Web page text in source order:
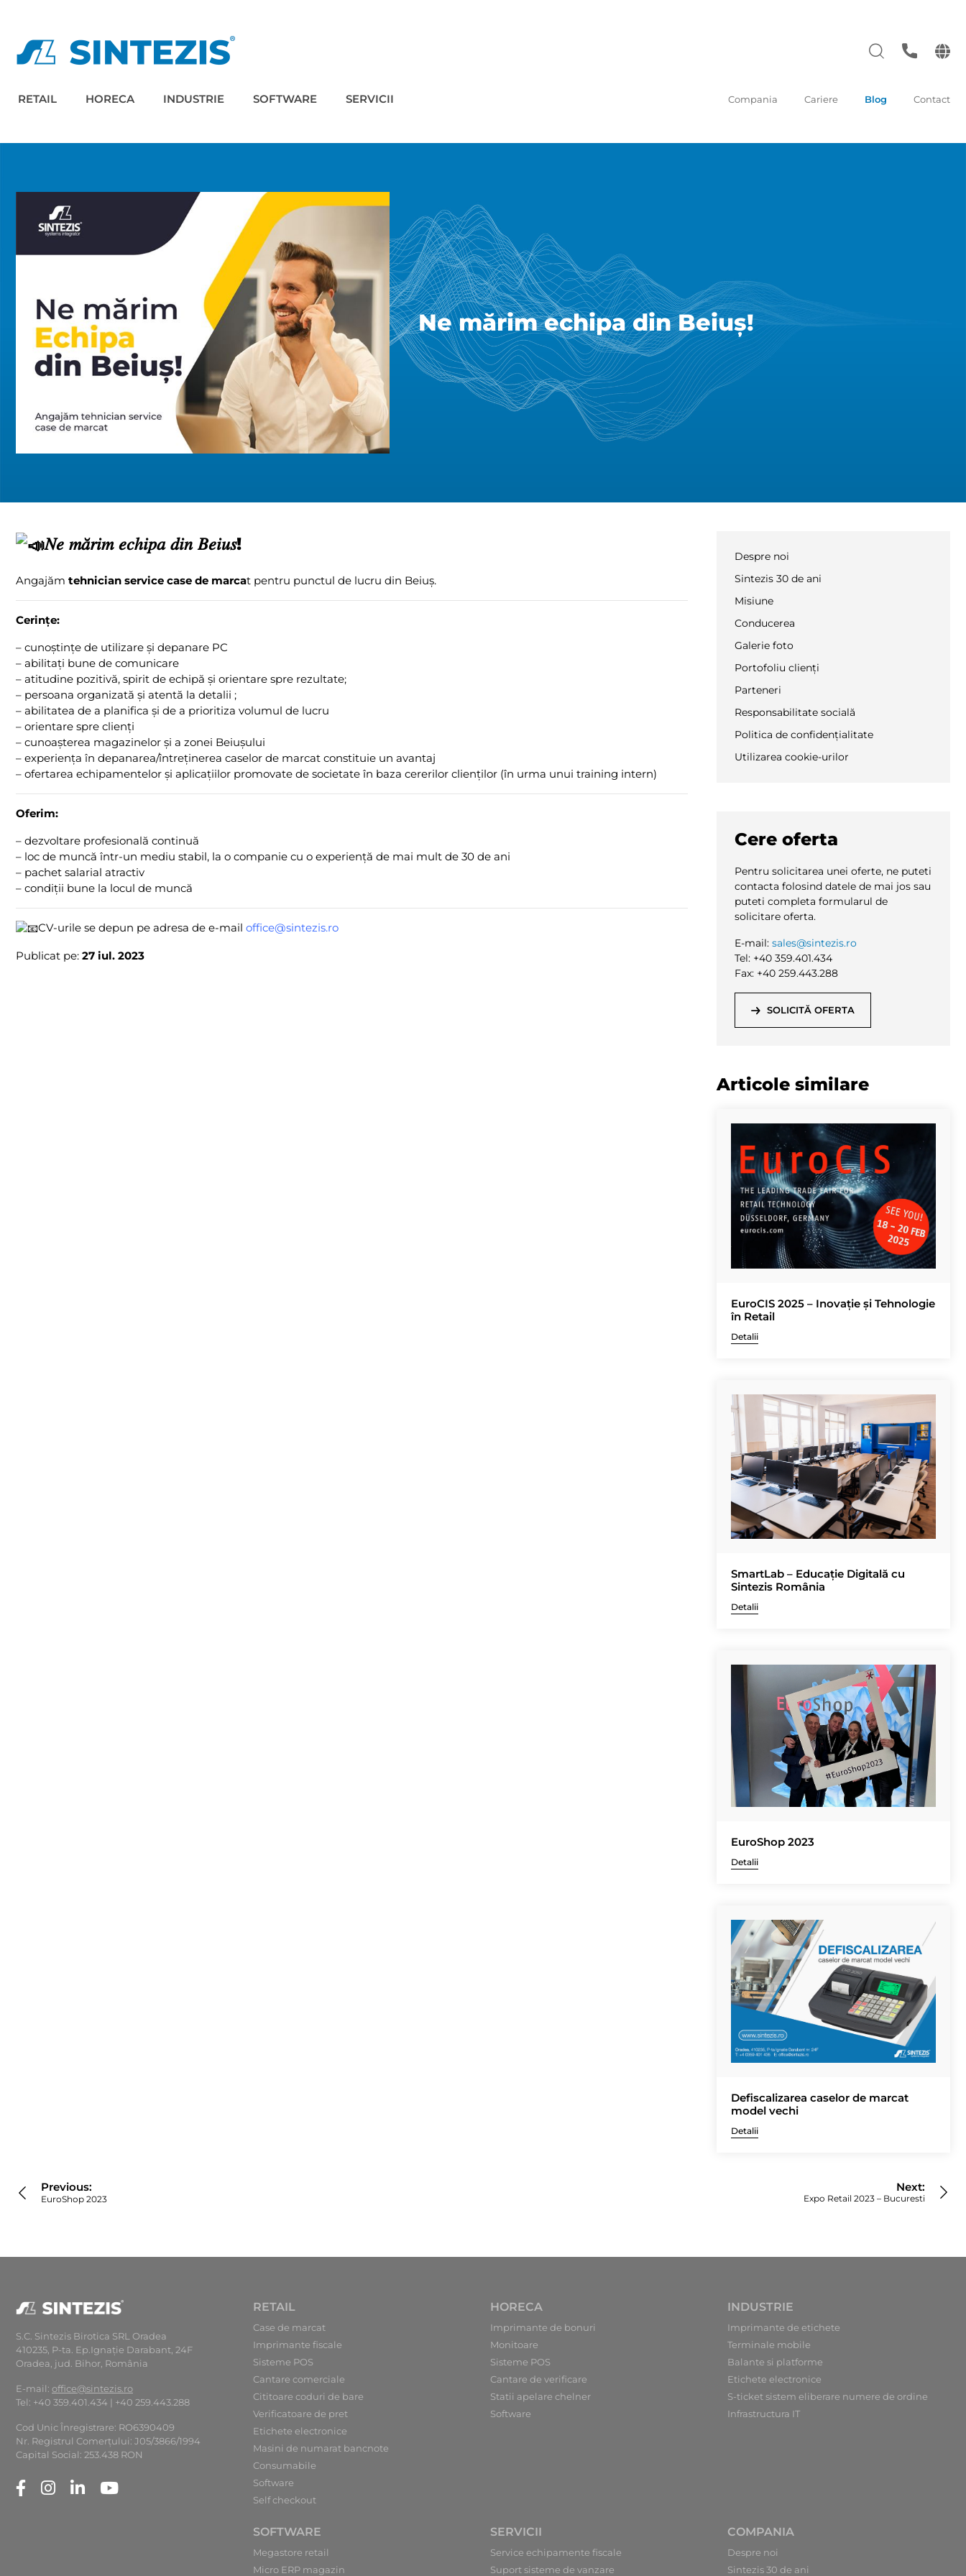
RETAIL HORECA INDUSTRIE SOFTWARE SERVICII Compania Cariere Blog Contact
Ne mărim echipa din Beiuș!
𝑁𝑒 𝑚𝑎̆𝑟𝑖𝑚 𝑒𝑐ℎ𝑖𝑝𝑎 𝑑𝑖𝑛 𝐵𝑒𝑖𝑢𝑠!
Angajăm tehnician service case de marcat pentru punctul de lucru din Beiuș.
Cerințe:
– cunoștințe de utilizare și depanare PC
– abilitați bune de comunicare
– atitudine pozitivă, spirit de echipă și orientare spre rezultate;
– persoana organizată și atentă la detalii ;
– abilitatea de a planifica și de a prioritiza volumul de lucru
– orientare spre clienți
– cunoașterea magazinelor și a zonei Beiușului
– experiența în depanarea/întreținerea caselor de marcat constituie un avantaj
– ofertarea echipamentelor și aplicațiilor promovate de societate în baza cererilor clienților (în urma unui training intern)
Oferim:
– dezvoltare profesională continuă
– loc de muncă într-un mediu stabil, la o companie cu o experiență de mai mult de 30 de ani
– pachet salarial atractiv
– condiții bune la locul de muncă
CV-urile se depun pe adresa de e-mail office@sintezis.ro
Publicat pe: 27 iul. 2023
Despre noi
Sintezis 30 de ani
Misiune
Conducerea
Galerie foto
Portofoliu clienți
Parteneri
Responsabilitate socială
Politica de confidențialitate
Utilizarea cookie-urilor
Cere oferta
Pentru solicitarea unei oferte, ne puteti
contacta folosind datele de mai jos sau
puteti completa formularul de
solicitare oferta.
E-mail: sales@sintezis.ro
Tel: +40 359.401.434
Fax: +40 259.443.288
SOLICITĂ OFERTA
Articole similare
EuroCIS 2025 – Inovație și Tehnologie
în Retail
Detalii
SmartLab – Educație Digitală cu
Sintezis România
Detalii
EuroShop 2023
Detalii
Defiscalizarea caselor de marcat
model vechi
Detalii
în
articole
Previous:
EuroShop 2023
Next:
Expo Retail 2023 – Bucuresti
S.C. Sintezis Birotica SRL Oradea
410235, P-ta. Ep.Ignaţie Darabant, 24F
Oradea, jud. Bihor, România
E-mail: office@sintezis.ro
Tel: +40 359.401.434 | +40 259.443.288
Cod Unic Înregistrare: RO6390409
Nr. Registrul Comerţului: J05/3866/1994
Capital Social: 253.438 RON
RETAIL
Case de marcat
Imprimante fiscale
Sisteme POS
Cantare comerciale
Cititoare coduri de bare
Verificatoare de pret
Etichete electronice
Masini de numarat bancnote
Consumabile
Software
Self checkout
HORECA
Imprimante de bonuri
Monitoare
Sisteme POS
Cantare de verificare
Statii apelare chelner
Software
INDUSTRIE
Imprimante de etichete
Terminale mobile
Balante si platforme
Etichete electronice
S-ticket sistem eliberare numere de ordine
Infrastructura IT
SOFTWARE
Megastore retail
Micro ERP magazin
SERVICII
Service echipamente fiscale
Suport sisteme de vanzare
COMPANIA
Despre noi
Sintezis 30 de ani